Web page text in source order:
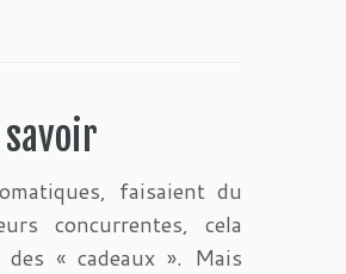
savoir
faisaient du
concurrentes, cela
« cadeaux ». Mais